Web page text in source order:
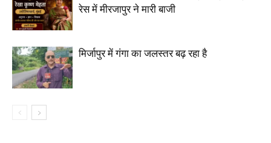
रेस में मीरजापुर ने मारी बाजी
मिर्जापुर में गंगा का जलस्तर बढ़ रहा है